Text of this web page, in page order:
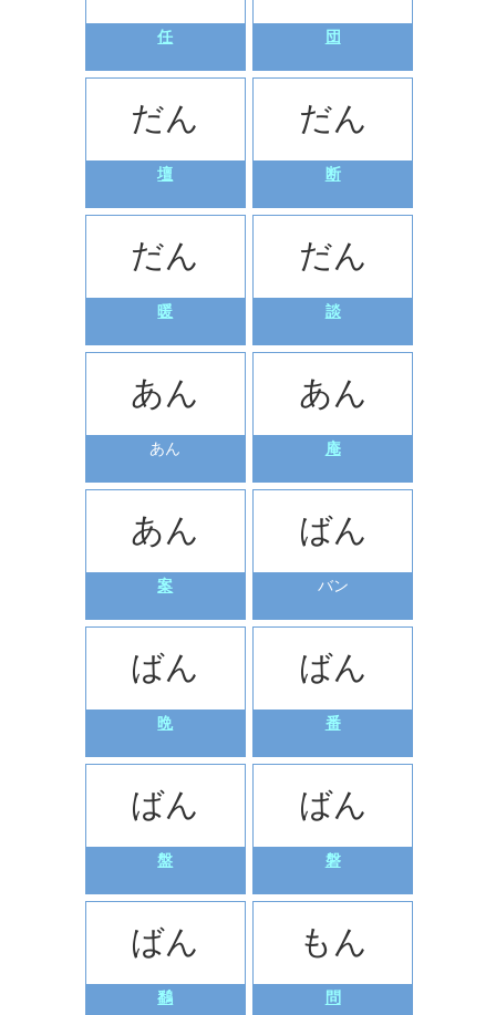
任 団
だん
壇
だん
断
だん
暖
だん
談
あん
あん
あん
庵
あん
案
ばん
バン
ばん
晩
ばん
番
ばん
盤
ばん
磐
ばん
鷭
もん
問